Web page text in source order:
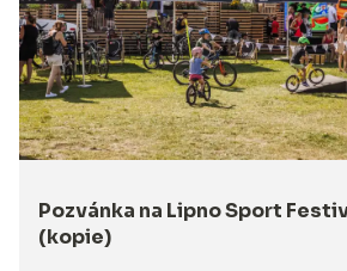
Pozvánka na Lipno Sport
(kopie)